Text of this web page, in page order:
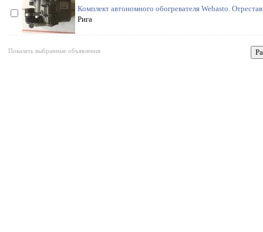
Комплект автономного обогревателя Webasto.
Рига
Показать выбранные объявления